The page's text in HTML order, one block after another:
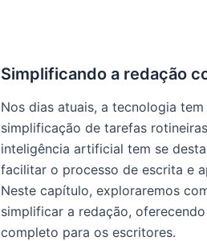
Simplificando a redação
Nos dias atuais, a tecnologia
simplificação de tarefas
inteligência artificial tem se
facilitar o processo de escrita e
Neste capítulo, exploraremos
simplificar a redação,
completo para os escritores.